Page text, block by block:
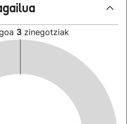
3 zinegotziak